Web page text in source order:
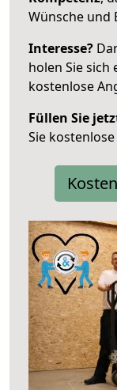
Wünsche und
Interesse?
holen Sie sich
kostenlose
Füllen Sie
Sie